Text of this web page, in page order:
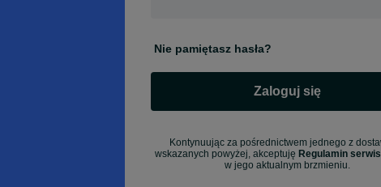
Nie pamiętasz hasła?
Zaloguj się
Kontynuując za pośrednictwem jednego z
wskazanych powyżej, akceptuję Regulamin
w jego aktualnym brzmieniu.